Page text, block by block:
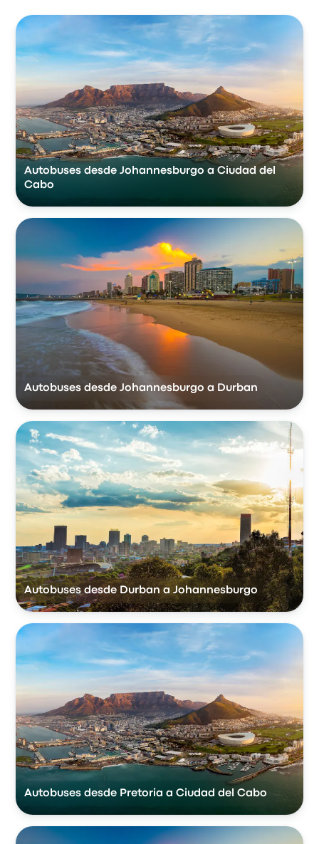
Autobuses desde Johannesburgo a Ciudad del
Cabo
Autobuses desde Johannesburgo a Durban
Autobuses desde Durban a Johannesburgo
Autobuses desde Pretoria a Ciudad del Cabo